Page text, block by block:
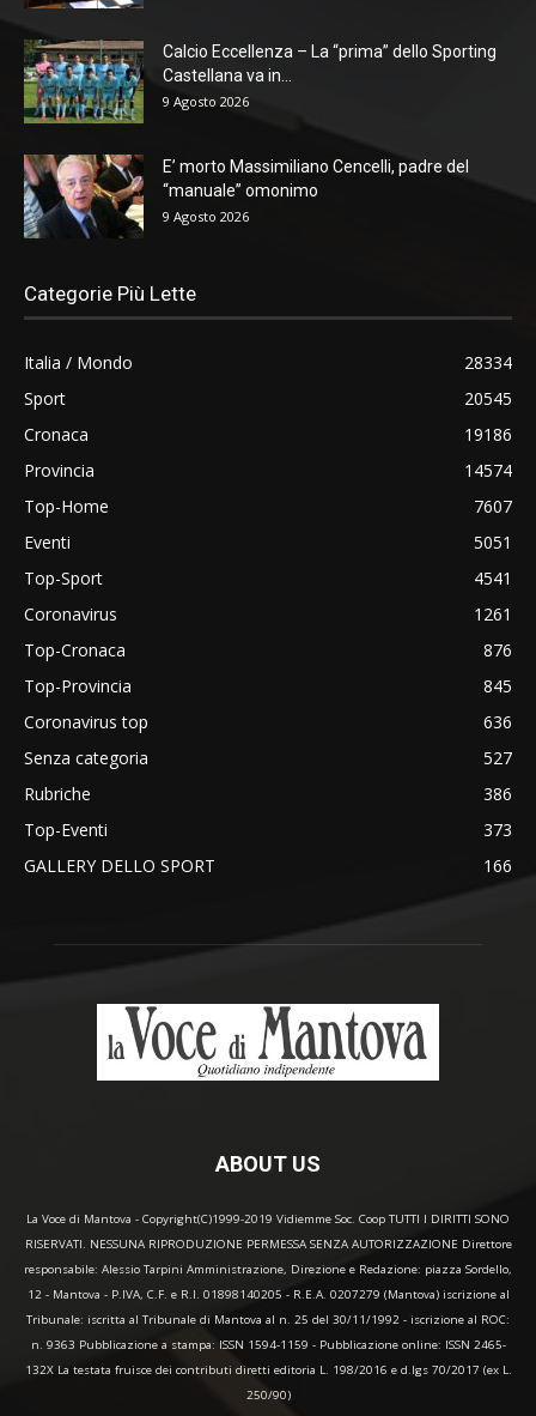
Calcio Eccellenza – La “prima” dello Sporting
Castellana va in...
9 Agosto 2026
E’ morto Massimiliano Cencelli, padre del
“manuale” omonimo
9 Agosto 2026
Categorie Più Lette
Italia / Mondo
28334
Sport
20545
Cronaca
19186
Provincia
14574
Top-Home
7607
Eventi
5051
Top-Sport
4541
Coronavirus
1261
Top-Cronaca
876
Top-Provincia
845
Coronavirus top
636
Senza categoria
527
Rubriche
386
Top-Eventi
373
GALLERY DELLO SPORT
166
ABOUT US
La Voce di Mantova - Copyright(C)1999-2019 Vidiemme Soc. Coop TUTTI I DIRITTI SONO
RISERVATI. NESSUNA RIPRODUZIONE PERMESSA SENZA AUTORIZZAZIONE Direttore
responsabile: Alessio Tarpini Amministrazione, Direzione e Redazione: piazza Sordello,
12 - Mantova - P.IVA, C.F. e R.I. 01898140205 - R.E.A. 0207279 (Mantova) iscrizione al
Tribunale: iscritta al Tribunale di Mantova al n. 25 del 30/11/1992 - iscrizione al ROC:
n. 9363 Pubblicazione a stampa: ISSN 1594-1159 - Pubblicazione online: ISSN 2465-
132X La testata fruisce dei contributi diretti editoria L. 198/2016 e d.lgs 70/2017 (ex L.
250/90)